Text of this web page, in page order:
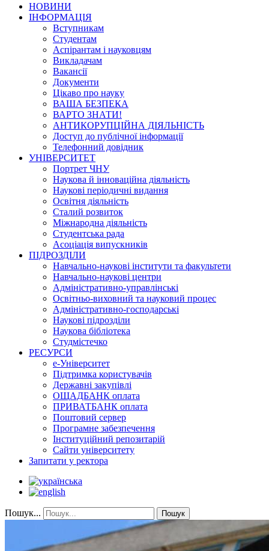
НОВИНИ
ІНФОРМАЦІЯ
Вступникам
Студентам
Аспірантам і науковцям
Викладачам
Вакансії
Документи
Цікаво про науку
ВАША БЕЗПЕКА
ВАРТО ЗНАТИ!
АНТИКОРУПЦІЙНА ДІЯЛЬНІСТЬ
Доступ до публічної інформації
Телефонний довідник
УНІВЕРСИТЕТ
Портрет ЧНУ
Наукова й інноваційна діяльність
Наукові періодичні видання
Освітня діяльність
Сталий розвиток
Міжнародна діяльність
Студентська рада
Асоціація випускників
ПІДРОЗДІЛИ
Навчально-наукові інститути та факультети
Навчально-наукові центри
Адміністративно-управлінські
Освітньо-виховний та науковий процес
Адміністративно-господарські
Наукові підрозділи
Наукова бібліотека
Студмістечко
РЕСУРСИ
е-Університет
Підтримка користувачів
Державні закупівлі
ОЩАДБАНК оплата
ПРИВАТБАНК оплата
Поштовий сервер
Програмне забезпечення
Інституційний репозитарій
Сайти університету
Запитати у ректора
Пошук... Пошук